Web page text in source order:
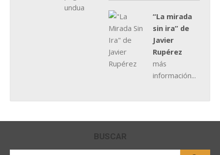
“La mirada
sin ira” de
Javier
Rupérez
más
información...
BUSCAR